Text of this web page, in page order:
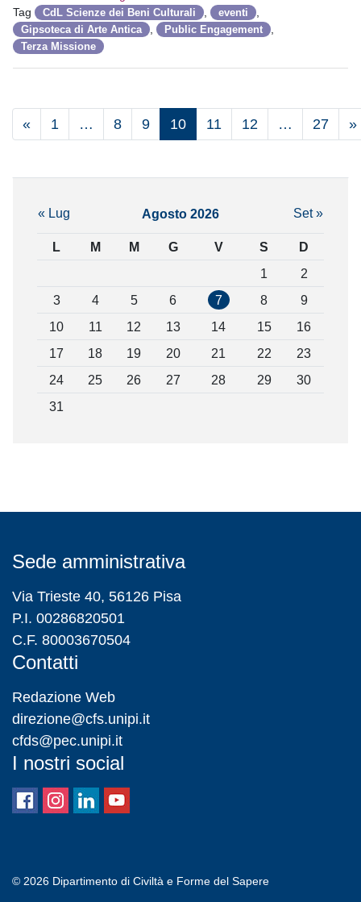
Tag
CdL Scienze dei Beni Culturali eventi
Gipsoteca di Arte Antica Public Engagement
Terza Missione
« 1 … 8 9 10 11 12 … 27 »
Agosto 2026
L M M G V S D
« Lug Set »
1
2
3
4 5 6 7 8
9
10
11 12 13 14 15
16
17
18 19 20 21 22
23
24
25 26 27 28 29
30
31
Sede amministrativa
Via Trieste 40, 56126 Pisa
P.I. 00286820501
C.F. 80003670504
Contatti
Redazione Web
direzione@cfs.unipi.it
cfds@pec.unipi.it
I nostri social
© 2026 Dipartimento di Civiltà e Forme del Sapere